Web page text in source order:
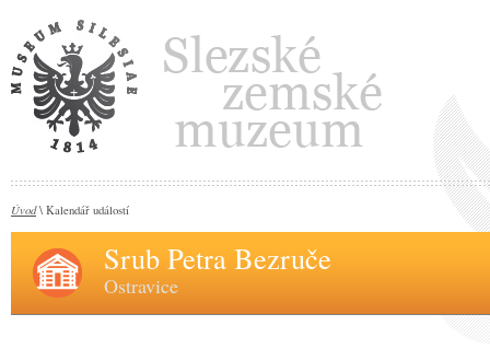
Úvod\ Kalendář událostí
Srub Petra Bezruče
Ostravice